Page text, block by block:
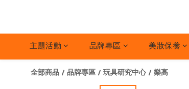
主題活動 品牌專區 美妝保養
全部商品/ 品牌專區/ 玩具研究中心/ 樂高